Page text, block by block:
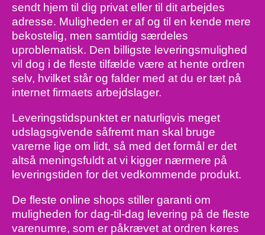
sendt hjem til dig privat eller til dit arbejdes
adresse. Muligheden er af og til en kende mere
bekostelig, men samtidig særdeles
uproblematisk. Den billigste leveringsmulighed
vil dog i de fleste tilfælde være at hente ordren
selv, hvilket står og falder med at du er tæt på
internet firmaets arbejdslager.
Leveringstidspunktet er naturligvis meget
udslagsgivende såfremt man skal bruge
varerne lige om lidt, så med det formål er det
altså meningsfuldt at vi kigger nærmere på
leveringstiden for det vedkommende produkt.
De fleste online shops stiller garanti om
muligheden for dag-til-dag levering på de fleste
varenumre, som er påkrævet at ordren køres